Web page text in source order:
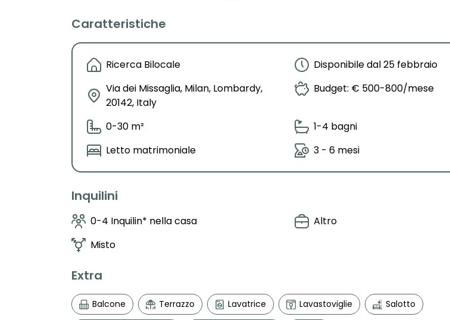
Caratteristiche
Ricerca Bilocale
Disponibile dal 25 febbraio
Via dei Missaglia, Milan, Lombardy,
20142, Italy
Budget: € 500-800/mese
0-30 m²
1-4 bagni
Letto matrimoniale
3 - 6 mesi
Inquilini
0-4 Inquilin* nella casa
Altro
Misto
Extra
Balcone Terrazzo Lavatrice Lavastoviglie Salotto